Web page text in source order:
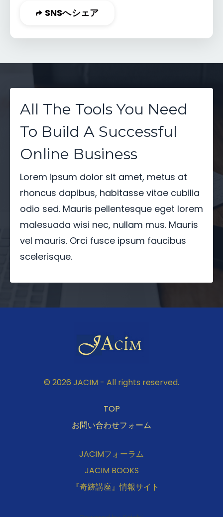
SNSへシェア
All The Tools You Need
To Build A Successful
Online Business
Lorem ipsum dolor sit amet, metus at
rhoncus dapibus, habitasse vitae cubilia
odio sed. Mauris pellentesque eget lorem
malesuada wisi nec, nullam mus. Mauris
vel mauris. Orci fusce ipsum faucibus
scelerisque.
© 2026 JACIM - All rights reserved.
TOP
お問い合わせフォーム
JACIMフォーラム
JACIM BOOKS
『奇跡講座』情報サイト